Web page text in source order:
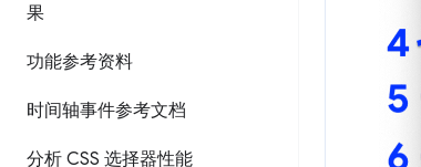
果
功能参考资料
时间轴事件参考文档
分析 CSS 选择器性能